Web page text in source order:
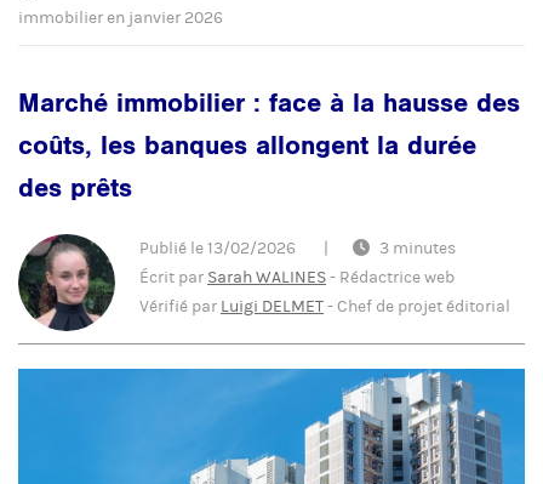
immobilier en janvier 2026
Marché immobilier : face à la hausse des
coûts, les banques allongent la durée
des prêts
Publié le13/02/2026 |
3 minutes
Écrit par Sarah WALINES- Rédactrice web
Vérifié par Luigi DELMET-Chef de projet éditorial